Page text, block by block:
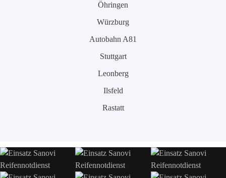
Öhringen
Würzburg
Autobahn A81
Stuttgart
Leonberg
Ilsfeld
Rastatt